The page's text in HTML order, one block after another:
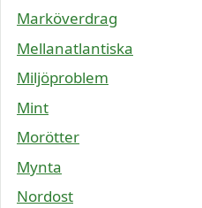
Marköverdrag
Mellanatlantiska
Miljöproblem
Mint
Morötter
Mynta
Nordost